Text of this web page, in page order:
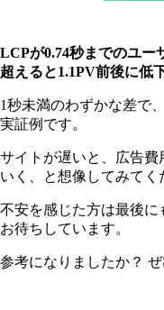
LCPが0.74秒までのユー
超えると1.1PV前後に低
1秒未満のわずかな差で
実証例です。
サイトが遅いと、広告費
いく、と想像してみてく
不安を感じた方は最後に
お待ちしています。
参考になりましたか？